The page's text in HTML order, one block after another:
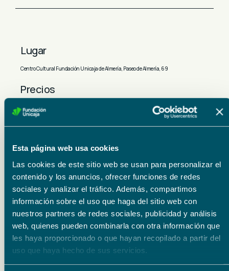
Esta página web usa cookies
Las cookies de este sitio web se usan para personalizar el
contenido y los anuncios, ofrecer funciones de redes
sociales y analizar el tráfico. Además, compartimos
información sobre el uso que haga del sitio web con
nuestros partners de redes sociales, publicidad y análisis
web, quienes pueden combinarla con otra información que
les haya proporcionado o que hayan recopilado a partir del
uso que haya hecho de sus servicios.
Lugar
Centro Cultural Fundación Unicaja de Almería, Paseo de Almería, 69
Precios
Entrada libre, reserva tu plaza
Fundación Unicaja
Reserva tu plaza